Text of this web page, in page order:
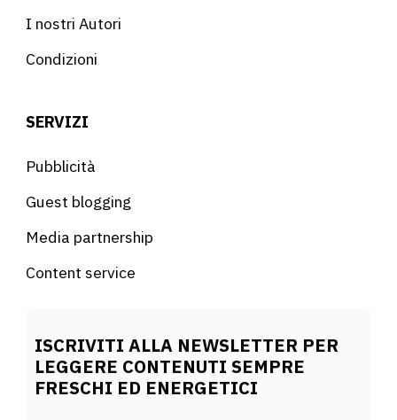
I nostri Autori
Condizioni
SERVIZI
Pubblicità
Guest blogging
Media partnership
Content service
ISCRIVITI ALLA NEWSLETTER PER
LEGGERE CONTENUTI SEMPRE
FRESCHI ED ENERGETICI